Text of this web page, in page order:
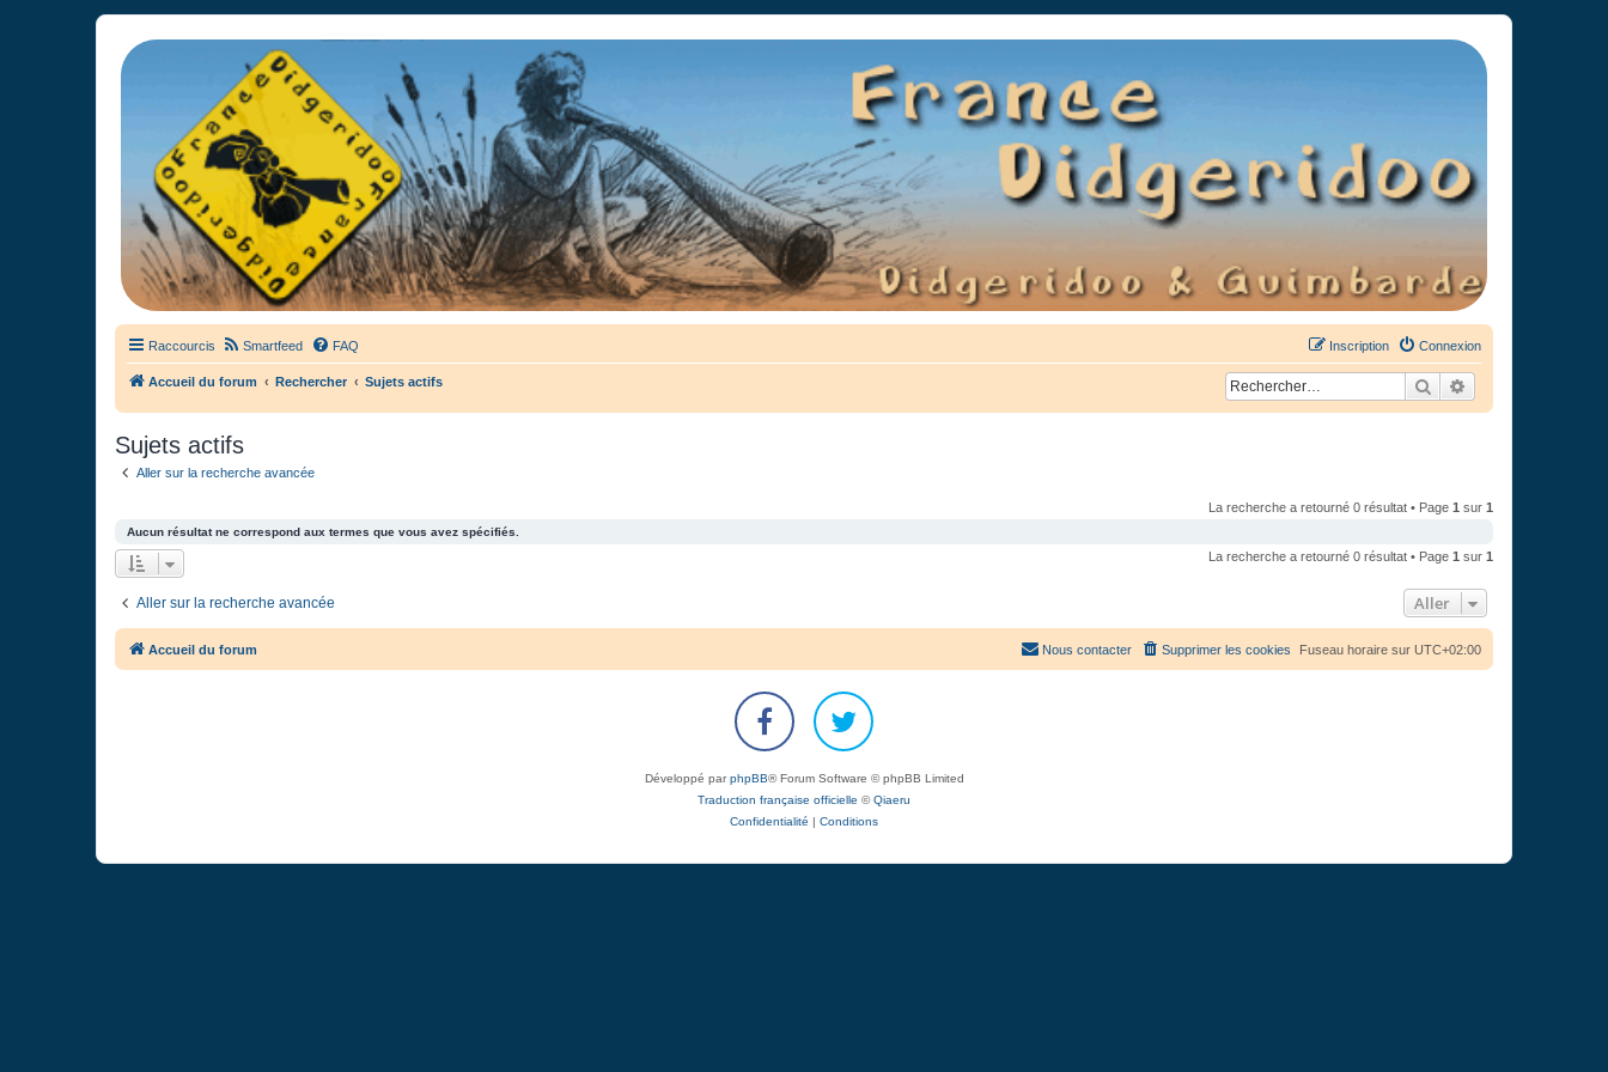
France Didgeridoo
Didgeridoo et Guimbarde sur France Didgeridoo - retrouvez la communauté.
Raccourcis Smartfeed FAQ Connexion
Inscription
Accueil du forum Rechercher Sujets actifs Rechercher
Sujets actifs
Aller sur la recherche avancée
La recherche a retourné 0 résultat • Page 1 sur 1
Aucun résultat ne correspond aux termes que vous avez spécifiés.
La recherche a retourné 0 résultat • Page 1 sur 1
Aller sur la recherche avancée Aller
Accueil du forum Fuseau horaire sur UTC+02:00
Supprimer les cookies
Nous contacter
Développé parphpBB® Forum Software © phpBB Limited
Traduction française officielle ©Qiaeru
Confidentialité | Conditions